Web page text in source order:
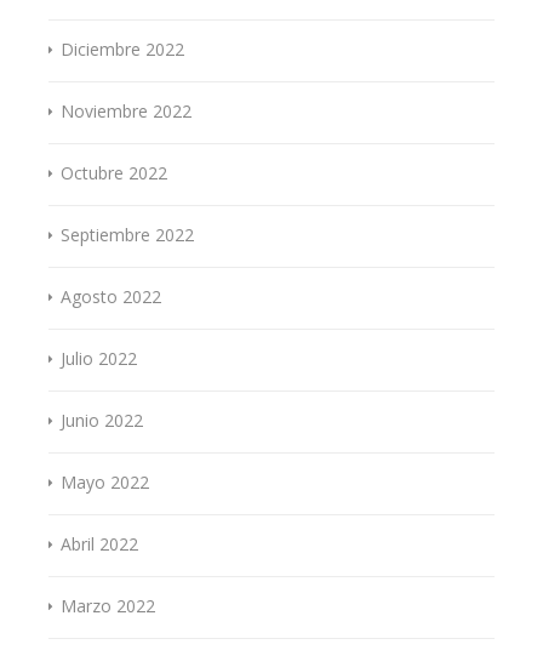
Diciembre 2022
Noviembre 2022
Octubre 2022
Septiembre 2022
Agosto 2022
Julio 2022
Junio 2022
Mayo 2022
Abril 2022
Marzo 2022